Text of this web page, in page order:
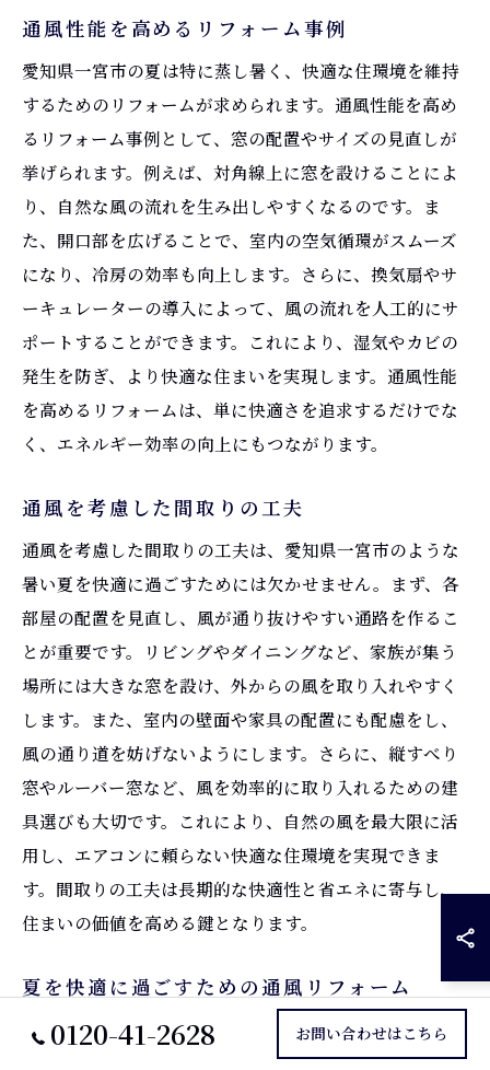
通風性能を高めるリフォーム事例
愛知県一宮市の夏は特に蒸し暑く、快適な住環境を維持
するためのリフォームが求められます。通風性能を高め
るリフォーム事例として、窓の配置やサイズの見直しが
挙げられます。例えば、対角線上に窓を設けることによ
り、自然な風の流れを生み出しやすくなるのです。ま
た、開口部を広げることで、室内の空気循環がスムーズ
になり、冷房の効率も向上します。さらに、換気扇やサ
ーキュレーターの導入によって、風の流れを人工的にサ
ポートすることができます。これにより、湿気やカビの
発生を防ぎ、より快適な住まいを実現します。通風性能
を高めるリフォームは、単に快適さを追求するだけでな
く、エネルギー効率の向上にもつながります。
通風を考慮した間取りの工夫
通風を考慮した間取りの工夫は、愛知県一宮市のような
暑い夏を快適に過ごすためには欠かせません。まず、各
部屋の配置を見直し、風が通り抜けやすい通路を作るこ
とが重要です。リビングやダイニングなど、家族が集う
場所には大きな窓を設け、外からの風を取り入れやすく
します。また、室内の壁面や家具の配置にも配慮をし、
風の通り道を妨げないようにします。さらに、縦すべり
窓やルーバー窓など、風を効率的に取り入れるための建
具選びも大切です。これにより、自然の風を最大限に活
用し、エアコンに頼らない快適な住環境を実現できま
す。間取りの工夫は長期的な快適性と省エネに寄与し、
住まいの価値を高める鍵となります。
夏を快適に過ごすための通風リフォーム
愛知県一宮市の夏を快適にするためには、通風リフォー
ムが鍵となります。高温多湿な環境では、自然な風の流
0120-41-2628 お問い合わせはこちら